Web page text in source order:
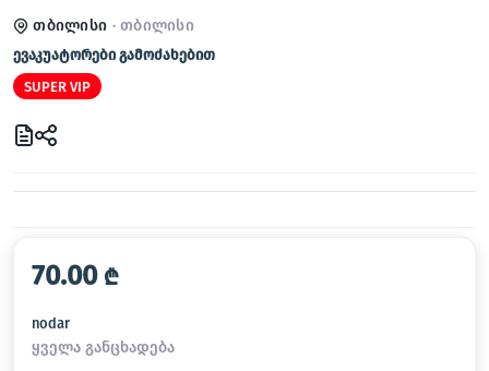
თბილისი · თბილისი
ევაკუატორები გამოძახებით
SUPER VIP
70.00 ₾
nodar
ყველა განცხადება